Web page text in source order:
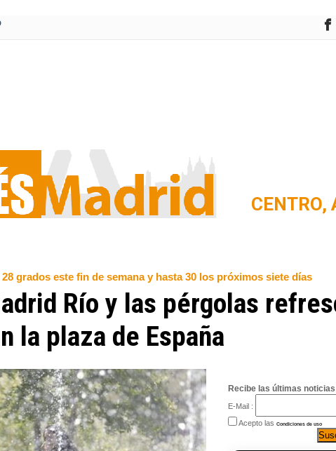
CENTRO,
grados este fin de semana y hasta 30 los próximos siete días
Río y las pérgolas
la plaza de España
Recibe las últimas noticias
E-Mail :
Acepto las Condiciones de uso